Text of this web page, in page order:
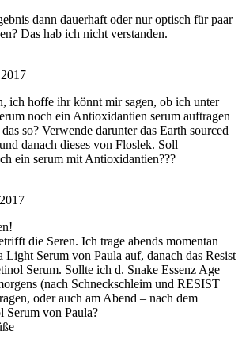
dann dauerhaft oder nur optisch für paar
Das hab ich nicht verstanden.
ich hoffe ihr könnt mir sagen, ob ich unter
noch ein Antioxidantien serum auftragen
so? Verwende darunter das Earth sourced
danach dieses von Floslek. Soll
ein serum mit Antioxidantien???
die Seren. Ich trage abends momentan
Light Serum von Paula auf, danach das Resist
Serum. Sollte ich d. Snake Essenz Age
(nach Schneckschleim und RESIST
oder auch am Abend – nach dem
Serum von Paula?